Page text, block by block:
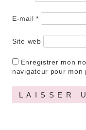
E-mail *
Site web
Enregistrer mon
navigateur pour mon